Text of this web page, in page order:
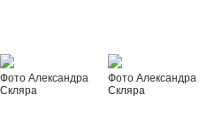
Фото Александра
Скляра
Фото Александра
Скляра